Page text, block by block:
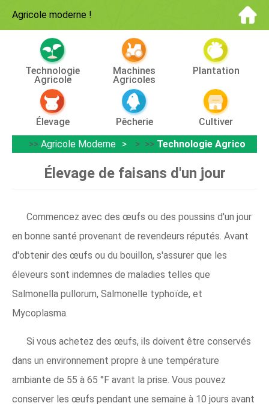
Agricole moderne !
Technologie
Agricole
Machines
Agricoles
Plantation
Élevage Pêcherie
Cultiver
>> Agricole Moderne > >> Technologie Agricole
Élevage de faisans d'un jour
Commencez avec des œufs ou des poussins d'un jour
en bonne santé provenant de revendeurs réputés. Avant
d'obtenir des œufs ou du bouillon, s'assurer que les
éleveurs sont indemnes de maladies telles que
Salmonella pullorum, Salmonelle typhoïde, et
Mycoplasma.
Si vous achetez des œufs, ils doivent être conservés
dans un environnement propre à une température
ambiante de 55 à 65 °F avant la prise. Vous pouvez
conserver les œufs pendant une semaine à 10 jours avant